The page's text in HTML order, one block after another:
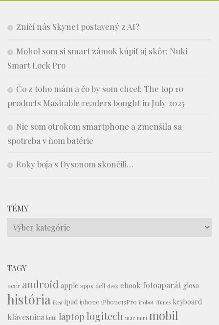
Zničí nás Skynet postavený z AI?
Mohol som si smart zámok kúpiť aj skôr: Nuki
Smart Lock Pro
Čo z toho mám a čo by som chcel: The top 10
products Mashable readers bought in July 2025
Nie som otrokom smartphone a zmenšila sa
spotreba v ňom batérie
Roky boja s Dysonom skončili…
TÉMY
Témy
TAGY
acer android apple apps dell desk ebook fotoaparát glosa
história ikea ipad iphone iPhone13Pro irobot iTunes keyboard
klávesnica kutil laptop logitech mac mini mobil